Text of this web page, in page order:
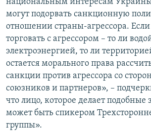
национальным интересам
могут подорвать санкционную
отношении страны-агрессора.
торговать с агрессором – то ли
электроэнергией, то ли
остается морального права
санкции против агрессора со
союзников и партнеров», –
что лицо, которое делает подобные
может быть спикером
группы».